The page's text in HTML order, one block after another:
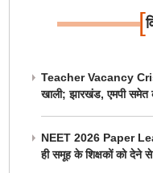
[
Teacher Vacancy
खाली; झारखंड, एमपी समेत
NEET 2026 Paper
ही समूह के शिक्षकों को देने